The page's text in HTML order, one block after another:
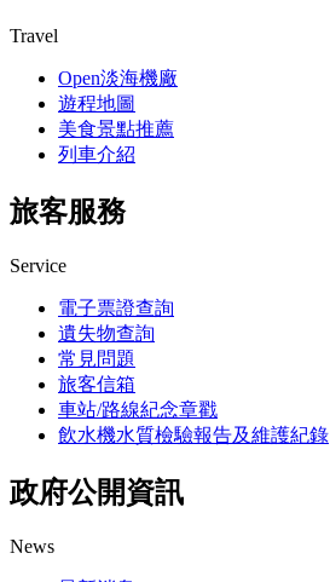
Travel
Open淡海機廠
遊程地圖
美食景點推薦
列車介紹
旅客服務
Service
電子票證查詢
遺失物查詢
常見問題
旅客信箱
車站/路線紀念章戳
飲水機水質檢驗報告及維護紀錄
政府公開資訊
News